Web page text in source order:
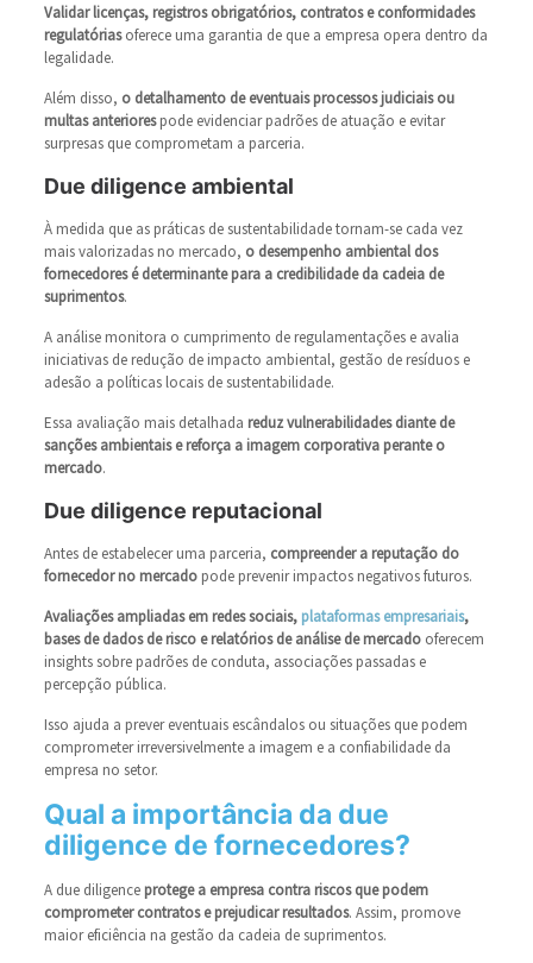
Validar licenças, registros obrigatórios, contratos e conformidades
regulatóriasoferece uma garantia de que a empresa opera dentro da
legalidade.
Além disso, o detalhamento de eventuais processos judiciais ou
multas anteriorespode evidenciar padrões de atuação e evitar
surpresas que comprometam a parceria.
Due diligence ambiental
À medida que as práticas de sustentabilidade tornam-se cada vez
mais valorizadas no mercado, o desempenho ambiental dos
fornecedores é determinante para a credibilidade da cadeia de
suprimentos.
A análise monitora o cumprimento de regulamentações e avalia
iniciativas de redução de impacto ambiental, gestão de resíduos e
adesão a políticas locais de sustentabilidade.
Essa avaliação mais detalhada reduz vulnerabilidades diante de
sanções ambientais e reforça a imagem corporativa perante o
mercado.
Due diligence reputacional
Antes de estabelecer uma parceria, compreender a reputação do
fornecedor no mercadopode prevenir impactos negativos futuros.
Avaliações ampliadas em redes sociais, plataformas empresariais,
bases de dados de risco e relatórios de análise de mercadooferecem
insights sobre padrões de conduta, associações passadas e
percepção pública.
Isso ajuda a prever eventuais escândalos ou situações que podem
comprometer irreversivelmente a imagem e a confiabilidade da
empresa no setor.
Qual a importância da due
diligence de fornecedores?
A due diligence protege a empresa contra riscos que podem
comprometer contratos e prejudicar resultados. Assim, promove
maior eficiência na gestão da cadeia de suprimentos.